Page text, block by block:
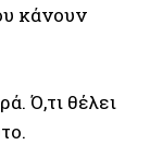
κάνουν
Ό,τι θέλει